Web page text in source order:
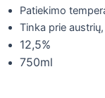
Patiekimo
Tinka prie
12,5%
750ml